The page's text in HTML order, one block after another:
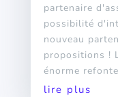
partenaire
possibilité
nouveau
propositions !
énorme
lire plus